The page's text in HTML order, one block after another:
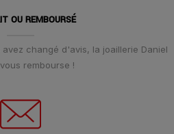
OU REMBOURSÉ
changé d'avis, la joaillerie Daniel
rembourse !